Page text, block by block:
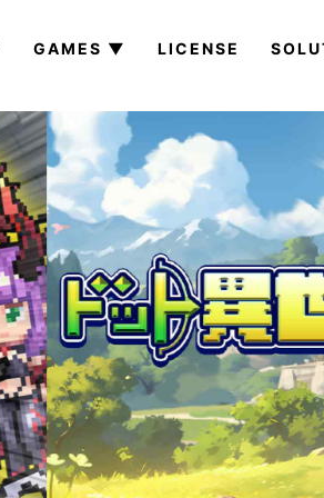
GAMES ▼ LICENSE